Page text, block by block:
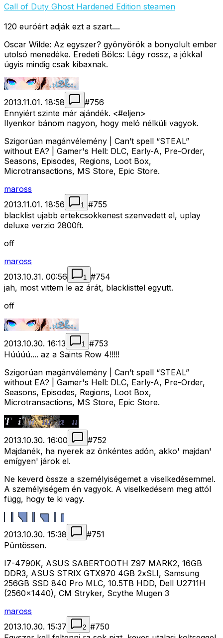
Call of Duty Ghost Hardened Edition steamen
120 euróért adják ezt a szart....
Oscar Wilde: Az egyszer? gyönyörök a bonyolult ember
utolsó menedéke. Eredeti Bölcs: Légy rossz, a jókkal
úgyis mindig csak kibaxnak.
2013.11.01. 18:58 #756
Ennyiért szinte már ajándék. <#eljen>
Ilyenkor bánom nagyon, hogy meló nélküli vagyok.
Szigorúan magánvélemény | Can’t spell “STEAL”
without EA? | Gamer's Hell: DLC, Early-A, Pre-Order,
Seasons, Episodes, Regions, Loot Box,
Microtransactions, MS Store, Epic Store.
maross
2013.11.01. 18:56
1 #755
blacklist ujabb ertekcsokkenest szenvedett el, uplay
deluxe verzio 2800ft.
off
maross
2013.10.31. 00:56
1 #754
jah, most vittem le az árát, blacklisttel egyutt.
off
2013.10.30. 16:13 1 #753
Húúúú.... az a Saints Row 4!!!!!
Szigorúan magánvélemény | Can’t spell “STEAL”
without EA? | Gamer's Hell: DLC, Early-A, Pre-Order,
Seasons, Episodes, Regions, Loot Box,
Microtransactions, MS Store, Epic Store.
2013.10.30. 16:00 #752
Majdanék, ha nyerek az önkéntes adón, akko' majdan'
emígyen' járok el.
Ne keverd össze a személyiségemet a viselkedésemmel.
A személyiségem én vagyok. A viselkedésem meg attól
függ, hogy te ki vagy.
2013.10.30. 15:38 #751
Püntössen.
I7-4790K, ASUS SABERTOOTH Z97 MARK2, 16GB
DDR3, ASUS STRIX GTX970 4GB 2xSLI, Samsung
256GB SSD 840 Pro MLC, 10.5TB HDD, Dell U2711H
(2560x1440), CM Stryker, Scythe Mugen 3
maross
2013.10.30. 15:37
2 #750